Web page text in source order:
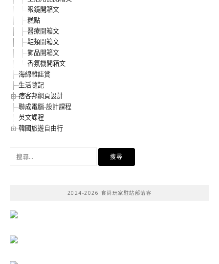
眼鏡開箱文
糕點
醫療開箱文
鞋類開箱文
飾品開箱文
香氛機開箱文
海綿雜誌賞
生活隨記
痞客邦網頁設計
聯成電腦-設計課程
英文課程
韓國旅遊自由行
2024-2026 食尚玩家駐站部落客